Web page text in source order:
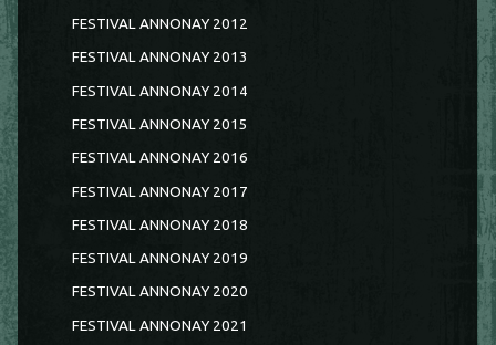
FESTIVAL ANNONAY 2012
FESTIVAL ANNONAY 2013
FESTIVAL ANNONAY 2014
FESTIVAL ANNONAY 2015
FESTIVAL ANNONAY 2016
FESTIVAL ANNONAY 2017
FESTIVAL ANNONAY 2018
FESTIVAL ANNONAY 2019
FESTIVAL ANNONAY 2020
FESTIVAL ANNONAY 2021